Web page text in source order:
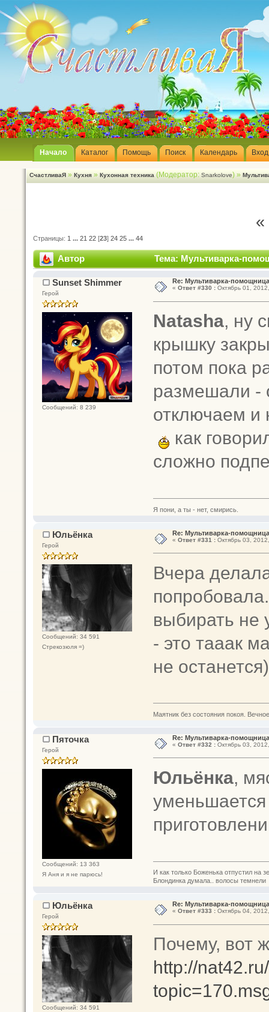
Начало Каталог Помощь Поиск Календарь Вход
СчастливаЯ » Кухня » Кухонная техника (Модератор: Snarkolove) »
Страницы: 1 ... 21 22 [23] 24 25 ... 44
Автор Тема: Мультиварка-
Sunset Shimmer
Герой
Сообщений: 8 239
Re: Мультиварка-
« Ответ #330 :Октябрь 01,
Natasha, ну
крышку
потом пока
размешали -
отключаем и
как
сложно
Я пони, а ты - нет, смирись.
Юльёнка
Герой
Сообщений: 34 591
Стрекозюля =)
Re: Мультиварка-
« Ответ #331 :Октябрь 03,
Вчера
выбирать не
- это тааак
не останется)
Маятник без состояния покоя. Вечное
Пяточка
Герой
Сообщений: 13 363
Я Аня и я не парюсь!
Re: Мультиварка-
« Ответ #332 :Октябрь 03,
Юльёнка,
И как только Боженька отпустил на
Блондинка думала.. волосы темнели
Юльёнка
Герой
Сообщений: 34 591
Re: Мультиварка-
« Ответ #333 :Октябрь 04,
Почему, вот
http://